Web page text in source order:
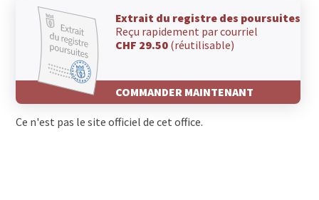
Extrait du registre des poursuites
Reçu rapidement par courriel
CHF 29.50 (réutilisable)
COMMANDER MAINTENANT
Ce n'est pas le site officiel de cet office.